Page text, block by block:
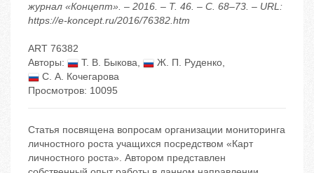
журнал «Концепт». – 2016. – Т. 46. – С. 68–73. – URL:
https://e-koncept.ru/2016/76382.htm
ART 76382
Авторы:
Т. В. Быкова, Ж. П. Руденко,
С. А. Кочегарова
Просмотров: 10095
Статья посвящена вопросам организации мониторинга
личностного роста учащихся посредством «Карт
личностного роста». Автором представлен